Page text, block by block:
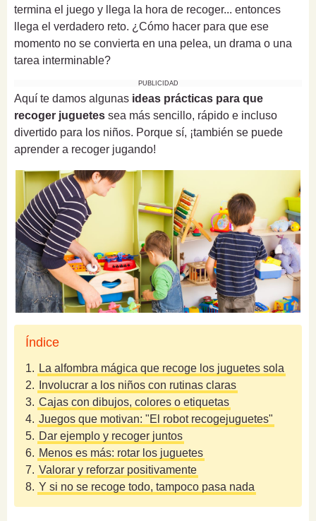
termina el juego y llega la hora de recoger... entonces
llega el verdadero reto. ¿Cómo hacer para que ese
momento no se convierta en una pelea, un drama o una
tarea interminable?
PUBLICIDAD
Aquí te damos algunas ideas prácticas para que
recoger juguetes sea más sencillo, rápido e incluso
divertido para los niños. Porque sí, ¡también se puede
aprender a recoger jugando!
Índice
1. La alfombra mágica que recoge los juguetes sola
2.
Involucrar a los niños con rutinas claras
3. Cajas con dibujos, colores o etiquetas
4. Juegos que motivan: "El robot recogejuguetes"
5. Dar ejemplo y recoger juntos
6. Menos es más: rotar los juguetes
7. Valorar y reforzar positivamente
8. Y si no se recoge todo, tampoco pasa nada